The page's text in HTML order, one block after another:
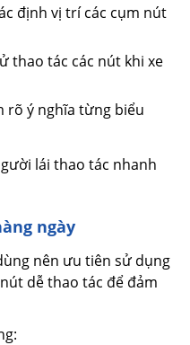
định vị trí các cụm nút
thao tác các nút khi xe
rõ ý nghĩa từng biểu
lái thao tác nhanh
ngày
nên ưu tiên sử dụng
dễ thao tác để đảm